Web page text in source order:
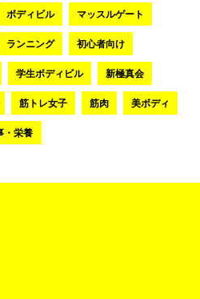
ボディビル マッスルゲート
ランニング 初心者向け
学生ボディビル 新極真会
筋トレ女子 筋肉 美ボディ
・栄養